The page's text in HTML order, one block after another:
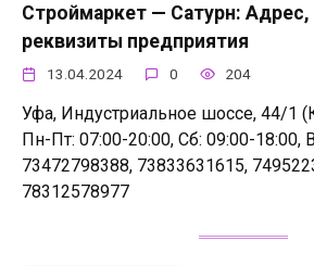
Строймаркет — Сатурн: Адрес,
реквизиты предприятия
13.04.2024 0 204
Уфа, Индустриальное шоссе, 44/1
Пн-Пт: 07:00-20:00, Сб: 09:00-18:00,
73472798388, 73833631615,
78312578977